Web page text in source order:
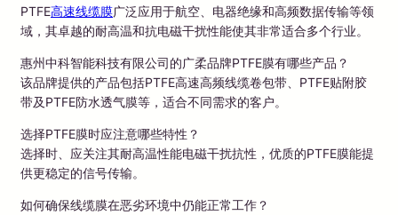
PTFE高速线缆膜广泛应用于航空、电器绝缘和高频数据传输等领
域，其卓越的耐高温和抗电磁干扰性能使其非常适合多个行业。
惠州中科智能科技有限公司的广柔品牌PTFE膜有哪些产品？
该品牌提供的产品包括PTFE高速高频线缆卷包带、PTFE贴附胶
带及PTFE防水透气膜等，适合不同需求的客户。
选择PTFE膜时应注意哪些特性？
选择时、应关注其耐高温性能电磁干扰抗性，优质的PTFE膜能提
供更稳定的信号传输。
如何确保线缆膜在恶劣环境中仍能正常工作？